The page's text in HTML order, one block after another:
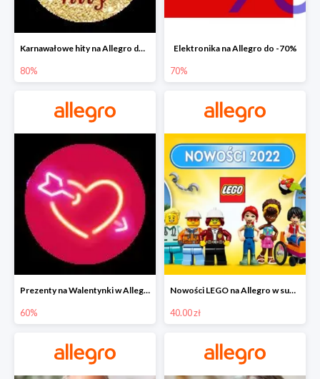
Karnawałowe hity na Allegro do -80%
80%
Elektronika na Allegro do -70%
70%
Prezenty na Walentynki w Allegro do -60%
60%
Nowości LEGO na Allegro w super cenach od 40 zł
40.00 zł